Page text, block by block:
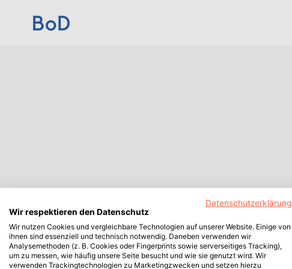
Datenschutzerklärung
Wir respektieren den Datenschutz
Wir nutzen Cookies und vergleichbare Technologien auf unserer Website. Einige von
ihnen sind essenziell und technisch notwendig. Daneben verwenden wir
Analysemethoden (z. B. Cookies oder Fingerprints sowie serverseitiges Tracking),
um zu messen, wie häufig unsere Seite besucht und wie sie genutzt wird. Wir
verwenden Trackingtechnologien zu Marketingzwecken und setzen hierzu